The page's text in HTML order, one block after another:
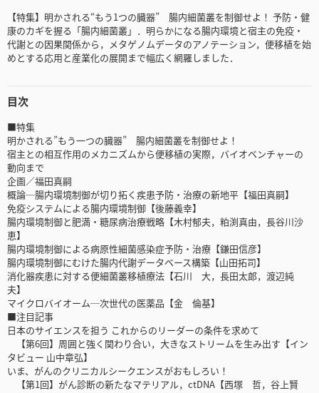
【特集】明かされる“もう1つの臓器” 腸内細菌叢を制御せよ！ 予防・健
康のカギを握る「腸内細菌叢」．明らかになる腸内環境と宿主の免疫・
代謝との因果関係から，メタゲノムデータのアノテーション，便移植を始
めとする応用と産業化の展開まで幅広く網羅しました．
目次
■特集
明かされる”もう一つの臓器” 腸内細菌叢を制御せよ！
宿主との相互作用のメカニズムから便移植の実際，バイオベンチャーの
動向まで
企画／福田真嗣
概論─腸内環境制御が切り拓く疾患予防・治療の新地平【福田真嗣】
免疫システムによる腸内環境制御【後藤義幸】
腸内環境制御と肥満・糖尿病治療戦略【木村郁夫，粕渕真由，長谷川沙
恵】
腸内環境制御による病原性細菌感染症予防・治療【鎌田信彦】
腸内環境制御にむけた腸内代謝データベース構築【山田拓司】
消化器疾患に対する便細菌叢移植療法【石川 大，長田太郎，渡辺純
夫】
マイクロバイオーム─次世代の医薬品【金 倫基】
■注目記事
日本のサイエンスを担う これからのリーダーの条件を求めて
【第6回】周囲と強く関わり合い，大きなストリームを生み出す【イン
タビュー 山中章弘】
いま、がんのクリニカルシークエンスがおもしろい！
【第1回】がん診断の新たなマテリアル，ctDNA【西塚 哲，谷上賢